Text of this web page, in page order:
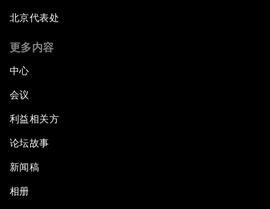
北京代表处
更多内容
中心
会议
利益相关方
论坛故事
新闻稿
相册